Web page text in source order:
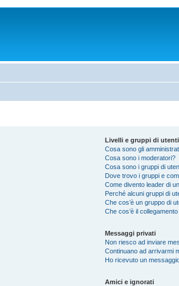
Livelli e gruppi di utenti
Cosa sono gli
Cosa sono i moderatori?
Cosa sono i gruppi di
Dove trovo i gruppi e
Come divento leader di
Perché alcuni gruppi di
Che cos’è un gruppo di
Che cos’è il collegamento
Messaggi privati
Non riesco ad inviare
Continuano ad arrivarmi
Ho ricevuto un
Amici e ignorati